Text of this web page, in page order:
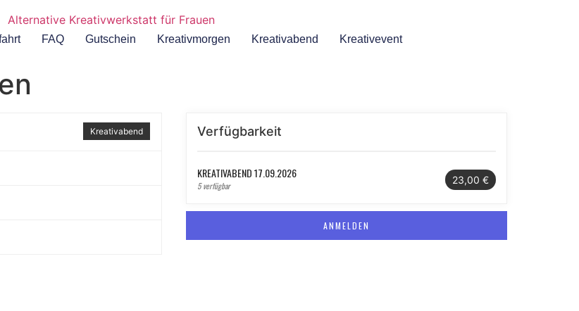
FAQ Gutschein Kreativmorgen Kreativabend Kreativevent
Kreativabend Verfügbarkeit
23,00 €
KREATIVABEND 17.09.2026
5 verfügbar
ANMELDEN